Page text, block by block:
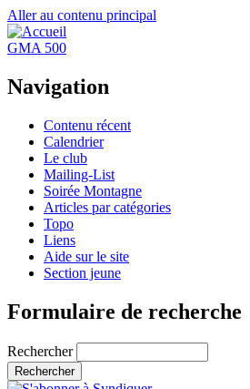
Aller au contenu principal
GMA 500
Navigation
Contenu récent
Calendrier
Le club
Mailing-List
Soirée Montagne
Articles par catégories
Topo
Liens
Aide sur le site
Section jeune
Formulaire de recherche
Rechercher